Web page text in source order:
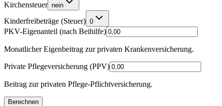
Kirchensteuer nein
Kinderfreibeträge (Steuer) 0
PKV-Eigenanteil (nach Beihilfe)
Monatlicher Eigenbeitrag zur privaten Krankenversicherung.
Private Pflegeversicherung (PPV)
Beitrag zur privaten Pflege-Pflichtversicherung.
Berechnen